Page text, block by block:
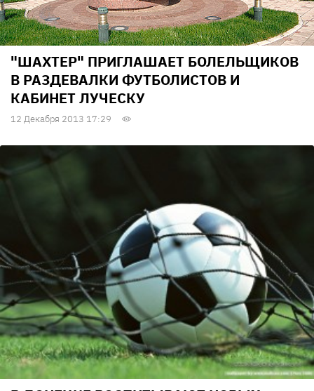
"ШАХТЕР" ПРИГЛАШАЕТ БОЛЕЛЬЩИКОВ
В РАЗДЕВАЛКИ ФУТБОЛИСТОВ И
КАБИНЕТ ЛУЧЕСКУ
12 Декабря 2013 17:29